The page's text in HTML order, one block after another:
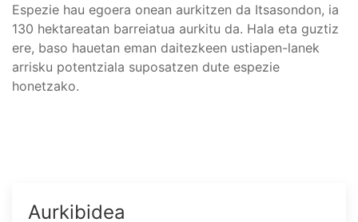
Espezie hau egoera onean aurkitzen da Itsasondon, ia
130 hektareatan barreiatua aurkitu da. Hala eta guztiz
ere, baso hauetan eman daitezkeen ustiapen-lanek
arrisku potentziala suposatzen dute espezie
honetzako.
Aurkibidea